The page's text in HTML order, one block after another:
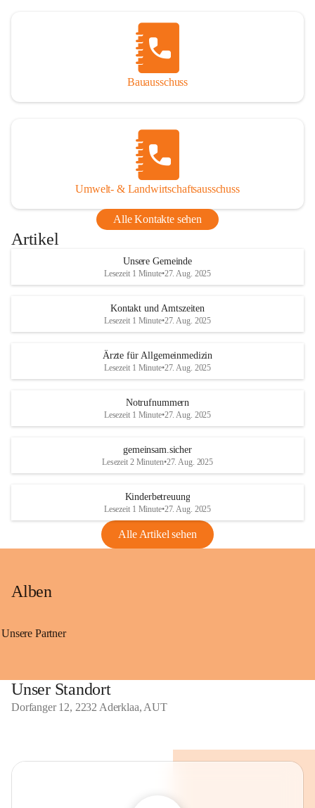
Bauausschuss
Umwelt- & Landwirtschaftsausschuss
Alle Kontakte sehen
Artikel
Unsere Gemeinde
Lesezeit 1 Minute•27. Aug. 2025
Kontakt und Amtszeiten
Lesezeit 1 Minute•27. Aug. 2025
Ärzte für Allgemeinmedizin
Lesezeit 1 Minute•27. Aug. 2025
Notrufnummern
Lesezeit 1 Minute•27. Aug. 2025
gemeinsam.sicher
Lesezeit 2 Minuten•27. Aug. 2025
Kinderbetreuung
Lesezeit 1 Minute•27. Aug. 2025
Alle Artikel sehen
Alben
Unsere Partner
Unser Standort
Dorfanger 12, 2232 Aderklaa, AUT